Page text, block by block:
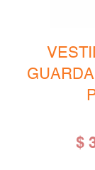
$
Bibliotecas
Gamer